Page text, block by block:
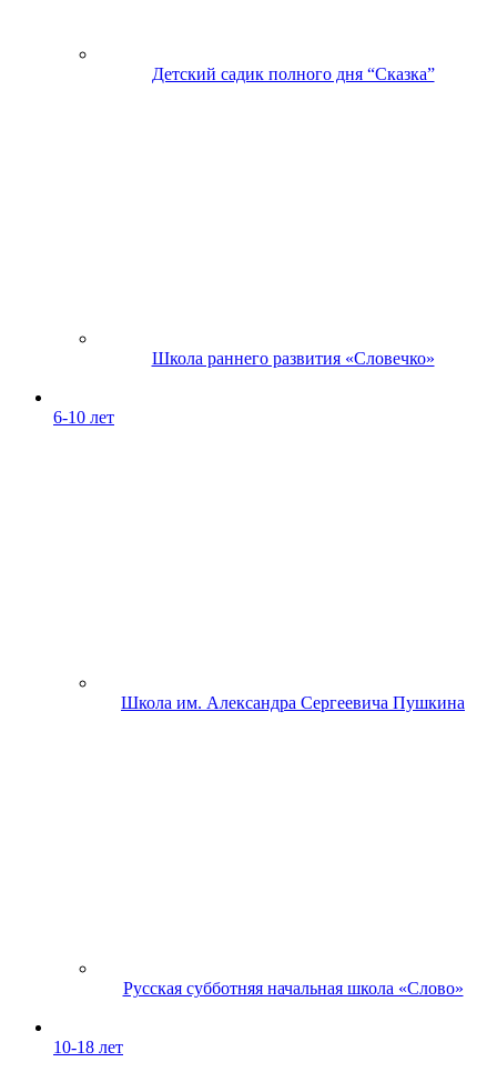
Детский садик полного дня “Сказка”
Школа раннего развития «Словечко»
6-10 лет
Школа им. Александра Сергеевича Пушкина
Русская субботняя начальная школа «Слово»
10-18 лет